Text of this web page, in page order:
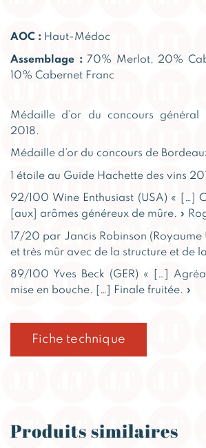
AOC : Haut-Médoc
Assemblage : 70% Merlot, 20%
10% Cabernet Franc
Médaille d’or du concours général
2018.
Médaille d’or du concours de
1 étoile au Guide Hachette des vins
92/100 Wine Enthusiast (USA) « […]
[aux] arômes généreux de mûre. »
17/20 par Jancis Robinson (Royaume
et très mûr avec de la structure et de
89/100 Yves Beck (GER) « […]
mise en bouche. […] Finale fruitée. »
Fiche technique
Produits similaires